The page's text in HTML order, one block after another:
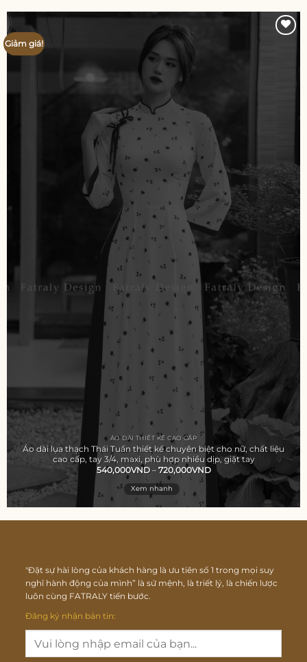
Giảm giá!
ÁO DÀI THIẾT KẾ CAO CẤP
Áo dài lụa thạch Thái Tuấn thiết kế chuyên biệt cho nữ, chất liệu
cao cấp, tay 3/4, maxi, phù hợp nhiều dịp, giặt tay
540,000VND– 720,000VND
Xem nhanh
"Đặt sự hài lòng của khách hàng là ưu tiên số 1 trong mọi suy
nghĩ hành động của mình” là sứ mệnh, là triết lý, là chiến lược
luôn cùng FATRALY tiến bước.
Đăng ký nhận bản tin: